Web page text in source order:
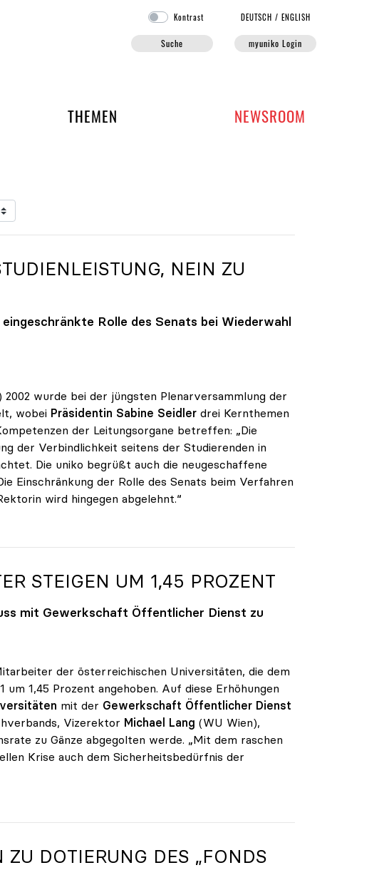
Kontrast DEUTSCH /ENGLISH
Suche myuniko Login
DER UNIKO
THEMEN NEWSROOM
NEIN ZU
Rolle des Senats bei Wiederwahl
wurde bei der jüngsten Plenarversammlung der
wobei Präsidentin Sabine Seidler drei Kernthemen
der Leitungsorgane betreffen: „Die
der Verbindlichkeit seitens der Studierenden in
Die uniko begrüßt auch die neugeschaffene
Einschränkung der Rolle des Senats beim Verfahren
wird hingegen abgelehnt.“
STEIGEN UM 1,45 PROZENT
mit Gewerkschaft Öffentlicher Dienst zu
der österreichischen Universitäten, die dem
1,45 Prozent angehoben. Auf diese Erhöhungen
mit der Gewerkschaft Öffentlicher Dienst
Vizerektor Michael Lang (WU Wien),
zu Gänze abgegolten werde. „Mit dem raschen
Krise auch dem Sicherheitsbedürfnis der
ZU DOTIERUNG DES „FONDS